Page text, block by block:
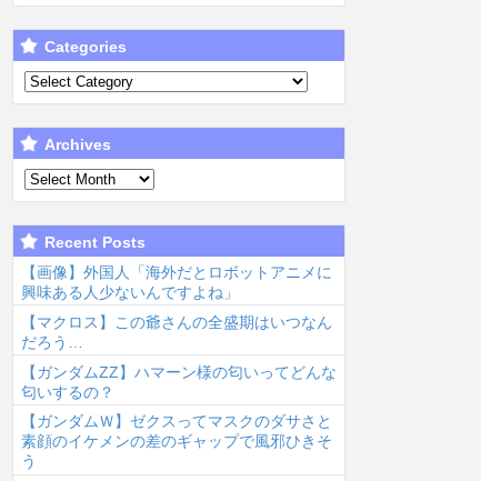
Categories
Archives
Recent Posts
【画像】外国人「海外だとロボットアニメに
興味ある人少ないんですよね」
【マクロス】この爺さんの全盛期はいつなん
だろう…
【ガンダムΖΖ】ハマーン様の匂いってどんな
匂いするの？
【ガンダムＷ】ゼクスってマスクのダサさと
素顔のイケメンの差のギャップで風邪ひきそ
う